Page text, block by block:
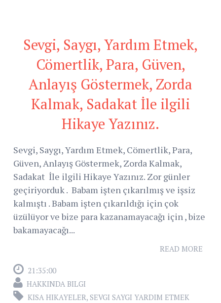
Sevgi, Saygı, Yardım Etmek,
Cömertlik, Para, Güven,
Anlayış Göstermek, Zorda
Kalmak, Sadakat İle ilgili
Hikaye Yazınız.
Sevgi, Saygı, Yardım Etmek, Cömertlik, Para,
Güven, Anlayış Göstermek, Zorda Kalmak,
Sadakat İle ilgili Hikaye Yazınız. Zor günler
geçiriyorduk . Babam işten çıkarılmış ve işsiz
kalmıştı . Babam işten çıkarıldığı için çok
üzülüyor ve bize para kazanamayacağı için , bize
bakamayacağı...
READ MORE
21:35:00
HAKKINDA BILGI
KISA HIKAYELER, SEVGI SAYGI YARDIM ETMEK